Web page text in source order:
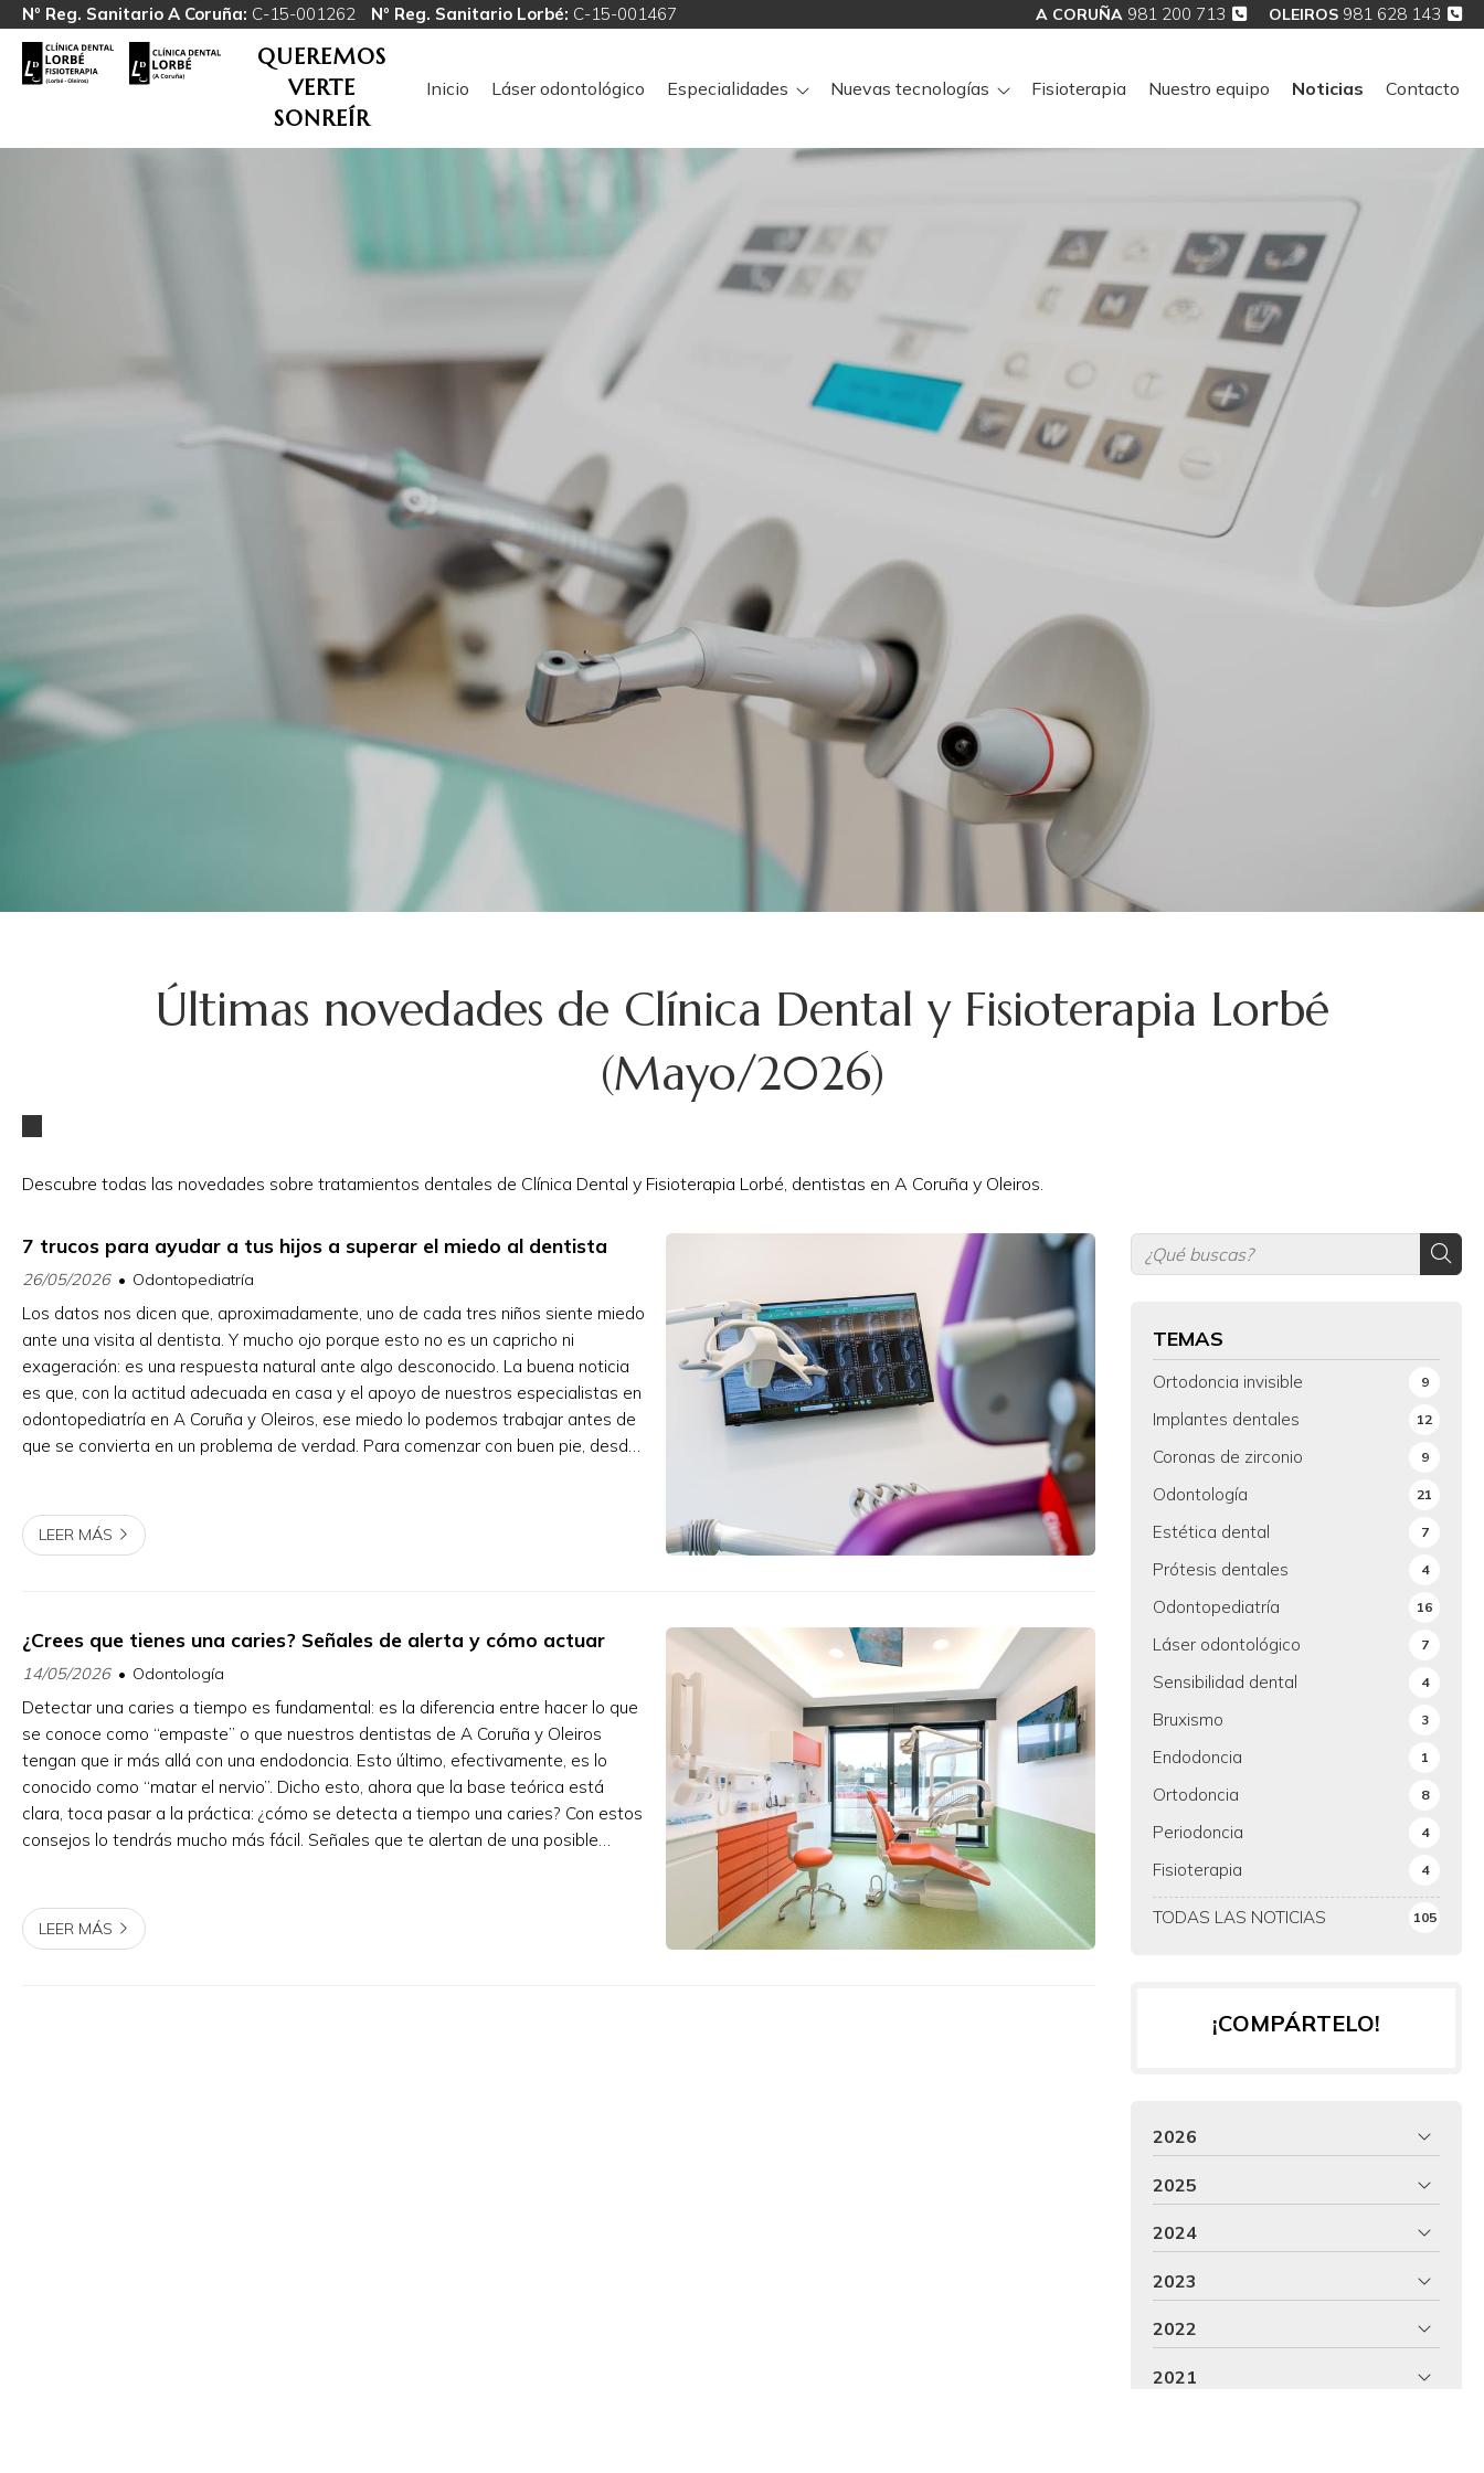
Nº Reg. Sanitario A Coruña: C-15-001262 Nº Reg. Sanitario Lorbé: C-15-001467 A CORUÑA 981 200 713 OLEIROS 981 628 143
QUEREMOS
VERTE
SONREÍR
Inicio Láser odontológico Especialidades Nuevas tecnologías Fisioterapia Nuestro equipo Noticias Contacto
Últimas novedades de Clínica Dental y Fisioterapia Lorbé
(Mayo/2026)
Descubre todas las novedades sobre tratamientos dentales de Clínica Dental y Fisioterapia Lorbé, dentistas en A Coruña y Oleiros.
TEMAS
TODAS LAS NOTICIAS 105
Ortodoncia invisible 9
Implantes dentales 12
Coronas de zirconio 9
Odontología 21
Estética dental 7
Prótesis dentales 4
Odontopediatría 16
Láser odontológico 7
Sensibilidad dental 4
Bruxismo 3
Endodoncia 1
Ortodoncia 8
Periodoncia 4
Fisioterapia 4
7 trucos para ayudar a tus hijos a superar el miedo al dentista
26/05/2026 Odontopediatría
Los datos nos dicen que, aproximadamente, uno de cada tres niños siente miedo
ante una visita al dentista. Y mucho ojo porque esto no es un capricho ni
exageración: es una respuesta natural ante algo desconocido. La buena noticia
es que, con la actitud adecuada en casa y el apoyo de nuestros especialistas en
odontopediatría en A Coruña y Oleiros, ese miedo lo podemos trabajar antes de
que se convierta en un problema de verdad. Para comenzar con buen pie, desde
LEER MÁS
¿Crees que tienes una caries? Señales de alerta y cómo actuar
14/05/2026 Odontología
Detectar una caries a tiempo es fundamental: es la diferencia entre hacer lo que
se conoce como “empaste” o que nuestros dentistas de A Coruña y Oleiros
tengan que ir más allá con una endodoncia. Esto último, efectivamente, es lo
conocido como “matar el nervio”. Dicho esto, ahora que la base teórica está
clara, toca pasar a la práctica: ¿cómo se detecta a tiempo una caries? Con estos
consejos lo tendrás mucho más fácil. Señales que te alertan de una posible
LEER MÁS
¡COMPÁRTELO!
2026
2025
2024
2023
2022
2021